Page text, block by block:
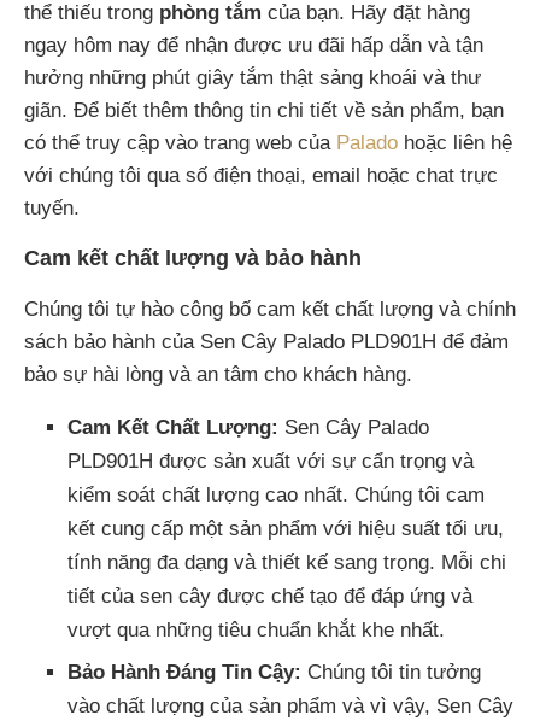
thể thiếu trong phòng tắm của bạn. Hãy đặt hàng
ngay hôm nay để nhận được ưu đãi hấp dẫn và tận
hưởng những phút giây tắm thật sảng khoái và thư
giãn. Để biết thêm thông tin chi tiết về sản phẩm, bạn
có thể truy cập vào trang web của Palado hoặc liên hệ
với chúng tôi qua số điện thoại, email hoặc chat trực
tuyến.
Cam kết chất lượng và bảo hành
Chúng tôi tự hào công bố cam kết chất lượng và chính
sách bảo hành của Sen Cây Palado PLD901H để đảm
bảo sự hài lòng và an tâm cho khách hàng.
Cam Kết Chất Lượng: Sen Cây Palado
PLD901H được sản xuất với sự cẩn trọng và
kiểm soát chất lượng cao nhất. Chúng tôi cam
kết cung cấp một sản phẩm với hiệu suất tối ưu,
tính năng đa dạng và thiết kế sang trọng. Mỗi chi
tiết của sen cây được chế tạo để đáp ứng và
vượt qua những tiêu chuẩn khắt khe nhất.
Bảo Hành Đáng Tin Cậy: Chúng tôi tin tưởng
vào chất lượng của sản phẩm và vì vậy, Sen Cây